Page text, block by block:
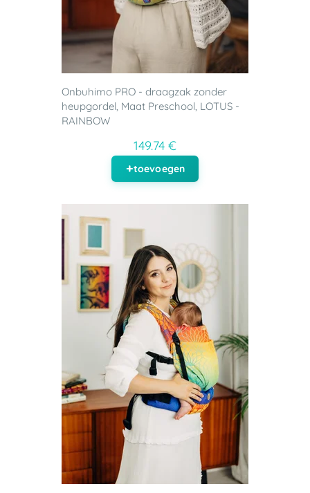
Onbuhimo PRO - draagzak zonder
heupgordel, Maat Preschool, LOTUS -
RAINBOW
149.74 €
toevoegen